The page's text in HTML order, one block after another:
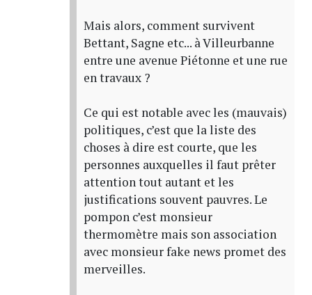
Mais alors, comment survivent
Bettant, Sagne etc... à Villeurbanne
entre une avenue Piétonne et une rue
en travaux ?
Ce qui est notable avec les (mauvais)
politiques, c’est que la liste des
choses à dire est courte, que les
personnes auxquelles il faut prêter
attention tout autant et les
justifications souvent pauvres. Le
pompon c’est monsieur
thermomètre mais son association
avec monsieur fake news promet des
merveilles.